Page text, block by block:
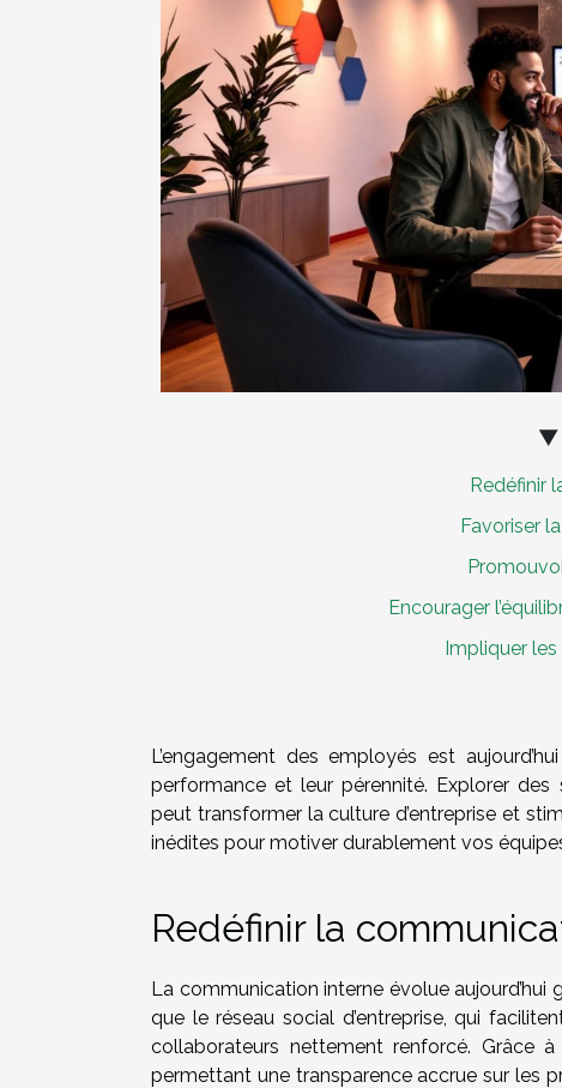
Redéfinir
Favoriser
Encourager
Impliquer
L’engagement des employés est
performance et leur pérennité. Explorer des
peut transformer la culture d’entreprise et
inédites pour motiver durablement vos
Redéfinir la
La communication interne évolue aujourd’hui
que le réseau social d’entreprise, qui
collaborateurs nettement renforcé. Grâce
permettant une transparence accrue sur les